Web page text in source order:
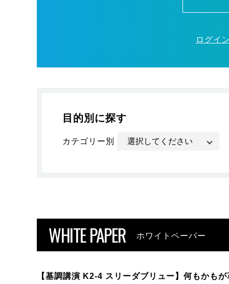
ログイ
目的別に探す
カテゴリー別
WHITE PAPER ホワイトペーパー
【基調講演 K2-4 スリーダブリュー】何もかもが